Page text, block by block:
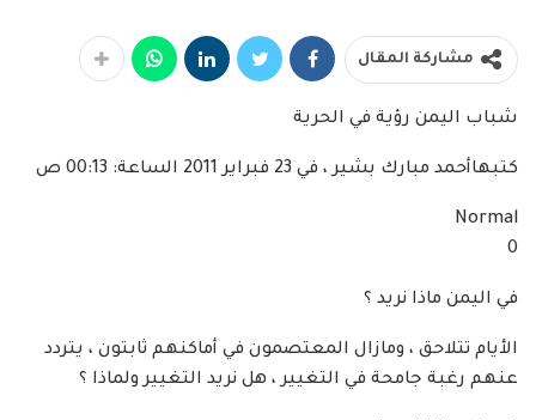
مشاركة المقال
شباب اليمن رؤية في الحرية
كتبهاأحمد مبارك بشير ، في 23 فبراير 2011 الساعة: 00:13 ص
Normal
0
في اليمن ماذا نريد ؟
الأيام تتلاحق ، ومازال المعتصمون في أماكنهم ثابتون ، يتردد
عنهم رغبة جامحة في التغيير ، هل نريد التغيير ولماذا ؟